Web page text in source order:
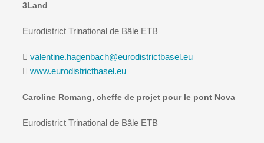
3Land
Eurodistrict Trinational de Bâle ETB
valentine.hagenbach@eurodistrictbasel.eu
www.eurodistrictbasel.eu
Caroline Romang, cheffe de projet pour le pont Nova
Eurodistrict Trinational de Bâle ETB